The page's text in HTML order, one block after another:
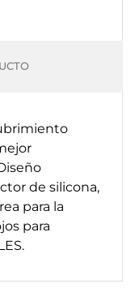
de silicona,
para la
para